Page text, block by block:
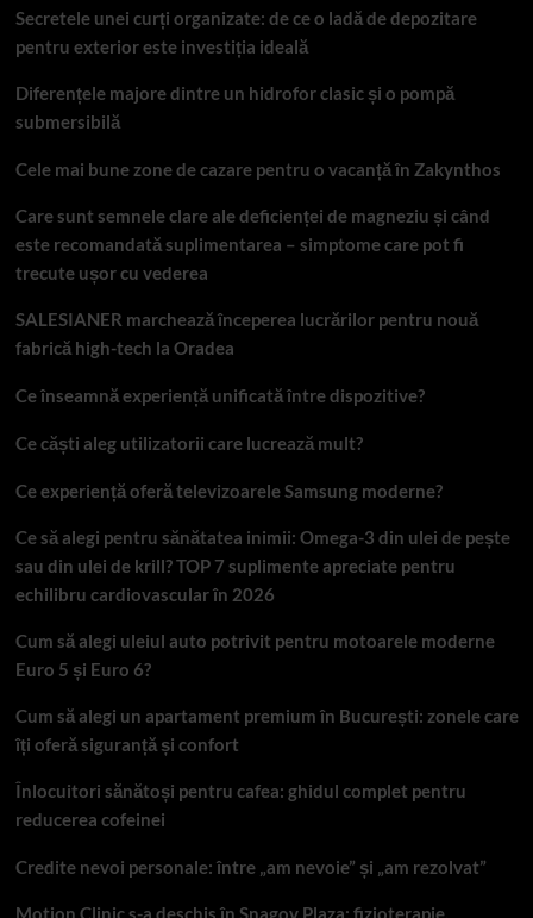
Secretele unei curți organizate: de ce o ladă de depozitare
pentru exterior este investiția ideală
Diferențele majore dintre un hidrofor clasic și o pompă
submersibilă
Cele mai bune zone de cazare pentru o vacanță în Zakynthos
Care sunt semnele clare ale deficienței de magneziu și când
este recomandată suplimentarea – simptome care pot fi
trecute ușor cu vederea
SALESIANER marchează începerea lucrărilor pentru nouă
fabrică high-tech la Oradea
Ce înseamnă experiență unificată între dispozitive?
Ce căști aleg utilizatorii care lucrează mult?
Ce experiență oferă televizoarele Samsung moderne?
Ce să alegi pentru sănătatea inimii: Omega-3 din ulei de pește
sau din ulei de krill? TOP 7 suplimente apreciate pentru
echilibru cardiovascular în 2026
Cum să alegi uleiul auto potrivit pentru motoarele moderne
Euro 5 și Euro 6?
Cum să alegi un apartament premium în București: zonele care
îți oferă siguranță și confort
Înlocuitori sănătoși pentru cafea: ghidul complet pentru
reducerea cofeinei
Credite nevoi personale: între „am nevoie” și „am rezolvat”
Motion Clinic s-a deschis în Snagov Plaza: fizioterapie,